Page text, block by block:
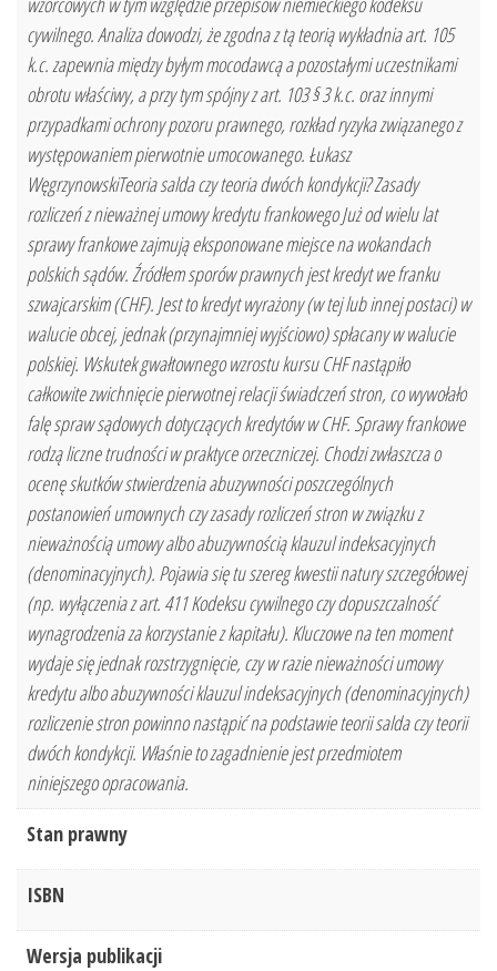
cywilnego. Analiza dowodzi, że zgodna z tą teorią wykładnia art. 105
k.c. zapewnia między byłym mocodawcą a pozostałymi uczestnikami
obrotu właściwy, a przy tym spójny z art. 103 § 3 k.c. oraz innymi
przypadkami ochrony pozoru prawnego, rozkład ryzyka związanego z
występowaniem pierwotnie umocowanego. Łukasz
WęgrzynowskiTeoria salda czy teoria dwóch kondykcji? Zasady
rozliczeń z nieważnej umowy kredytu frankowego Już od wielu lat
sprawy frankowe zajmują eksponowane miejsce na wokandach
polskich sądów. Źródłem sporów prawnych jest kredyt we franku
szwajcarskim (CHF). Jest to kredyt wyrażony (w tej lub innej postaci) w
walucie obcej, jednak (przynajmniej wyjściowo) spłacany w walucie
polskiej. Wskutek gwałtownego wzrostu kursu CHF nastąpiło
całkowite zwichnięcie pierwotnej relacji świadczeń stron, co wywołało
falę spraw sądowych dotyczących kredytów w CHF. Sprawy frankowe
rodzą liczne trudności w praktyce orzeczniczej. Chodzi zwłaszcza o
ocenę skutków stwierdzenia abuzywności poszczególnych
postanowień umownych czy zasady rozliczeń stron w związku z
nieważnością umowy albo abuzywnością klauzul indeksacyjnych
(denominacyjnych). Pojawia się tu szereg kwestii natury szczegółowej
(np. wyłączenia z art. 411 Kodeksu cywilnego czy dopuszczalność
wynagrodzenia za korzystanie z kapitału). Kluczowe na ten moment
wydaje się jednak rozstrzygnięcie, czy w razie nieważności umowy
kredytu albo abuzywności klauzul indeksacyjnych (denominacyjnych)
rozliczenie stron powinno nastąpić na podstawie teorii salda czy teorii
dwóch kondykcji. Właśnie to zagadnienie jest przedmiotem
niniejszego opracowania.
Stan prawny
ISBN
Wersja publikacji